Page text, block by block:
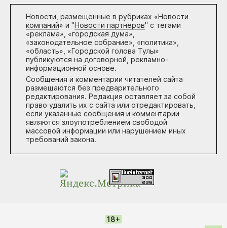
Новости, размещенные в рубриках «Новости
компаний» и "Новости партнеров" с тегами
«реклама», «городская дума»,
«законодательное собрание», «политика»,
«область», «Городской голова Тулы»
публикуются на договорной, рекламно-
информационной основе.
Сообщения и комментарии читателей сайта
размещаются без предварительного
редактирования. Редакция оставляет за собой
право удалить их с сайта или отредактировать,
если указанные сообщения и комментарии
являются злоупотреблением свободой
массовой информации или нарушением иных
требований закона.
18+